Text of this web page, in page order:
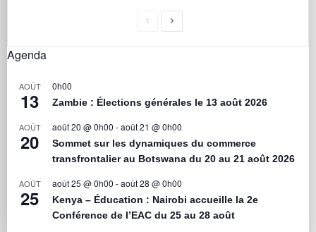
Agenda
AOÛT
13
0h00
Zambie : Élections générales le 13 août 2026
AOÛT
20
août 20 @ 0h00 -août 21 @ 0h00
Sommet sur les dynamiques du commerce
transfrontalier au Botswana du 20 au 21 août 2026
AOÛT
25
août 25 @ 0h00 -août 28 @ 0h00
Kenya – Éducation : Nairobi accueille la 2e
Conférence de l’EAC du 25 au 28 août